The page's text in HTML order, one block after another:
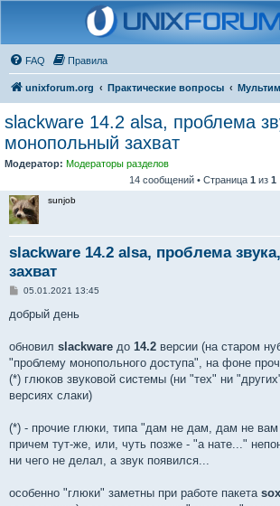
FAQ Правила
unixforum.org Практические вопросы
slackware 14.2 alsa, проблема
монопольный захват
Модератор: Модераторы разделов
14 сообщений • Страница 1 из 1
sunjob
slackware 14.2 alsa, проблема
захват
С
о
е
и
е
05.01.2021 13:45
добрый день
обновил slackware до 14.2 версии (на старом
"проблему монопольного доступа", на фоне
(*) глюков звуковой системы (ни "тех" ни
версиях слаки)
(*) - прочие глюки, типа "дам не дам, дам не
причем тут-же, или, чуть позже - "а нате..."
ни чего не делал, а звук появился...
особенно "глюки" заметны при работе пакета